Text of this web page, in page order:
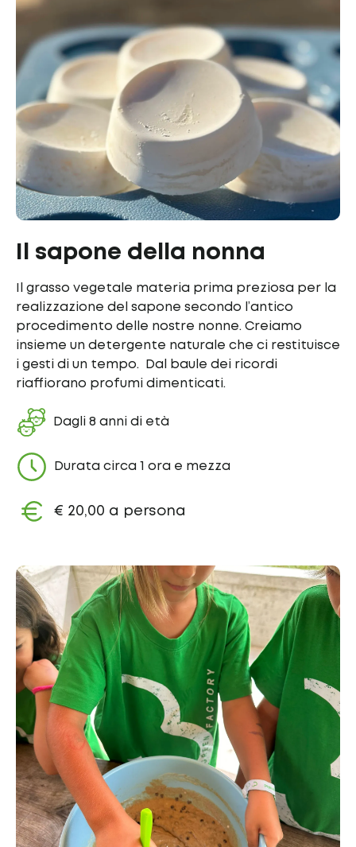
Il sapone della nonna
Il grasso vegetale materia prima preziosa per la
realizzazione del sapone secondo l’antico
procedimento delle nostre nonne. Creiamo
insieme un detergente naturale che ci restituisce
i gesti di un tempo. Dal baule dei ricordi
riaffiorano profumi dimenticati.
Dagli 8 anni di età
Durata circa 1 ora e mezza
€ 20,00 a persona